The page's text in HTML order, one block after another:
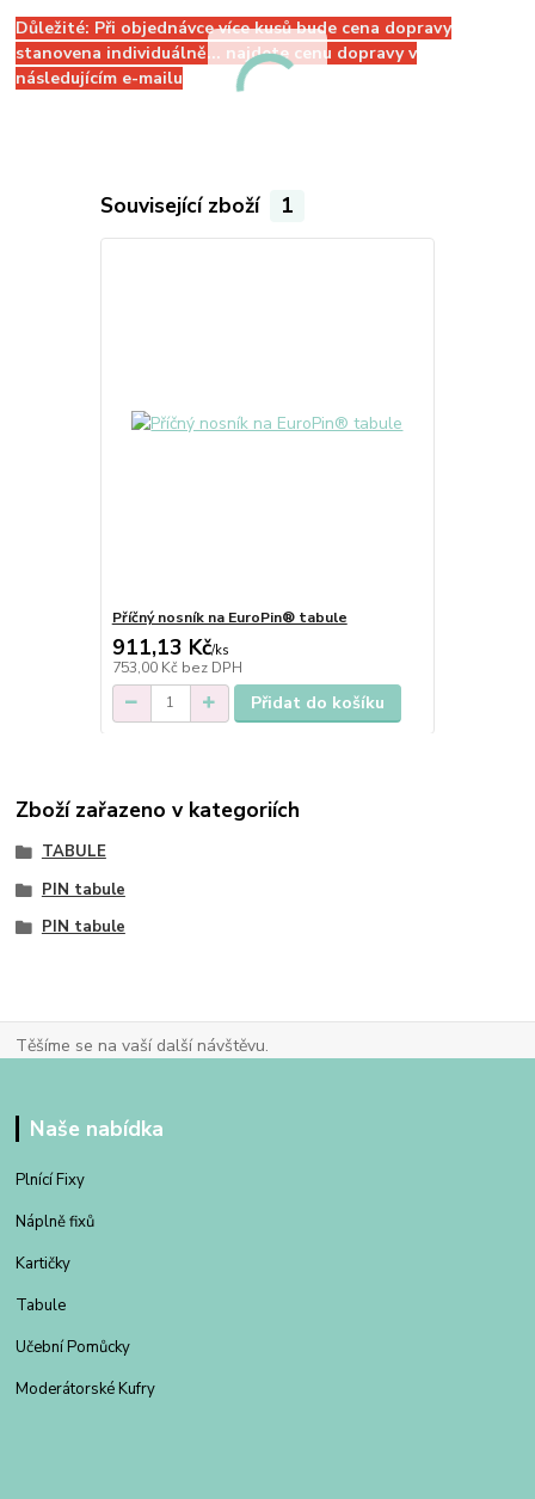
Důležité: Při objednávce více kusů bude cena dopravy
stanovena individuálně... najdete cenu dopravy v
následujícím e-mailu
Související zboží 1
Příčný nosník na EuroPin® tabule
911,13 Kč/ks
753,00 Kč bez DPH
Přidat do košíku
Zboží zařazeno v kategoriích
TABULE
PIN tabule
PIN tabule
Těšíme se na vaší další návštěvu.
Naše nabídka
Plnící Fixy
Náplně fixů
Kartičky
Tabule
Učební Pomůcky
Moderátorské Kufry